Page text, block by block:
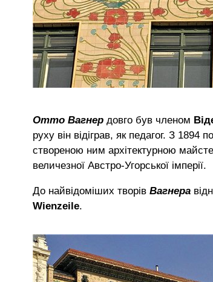
Отто Вагнер довго був членом
руху він відіграв, як педагог. З 1894
створеною ним архітектурною
величезної Австро-Угорської імперії.
До найвідоміших творів Вагнера
Wienzeile.